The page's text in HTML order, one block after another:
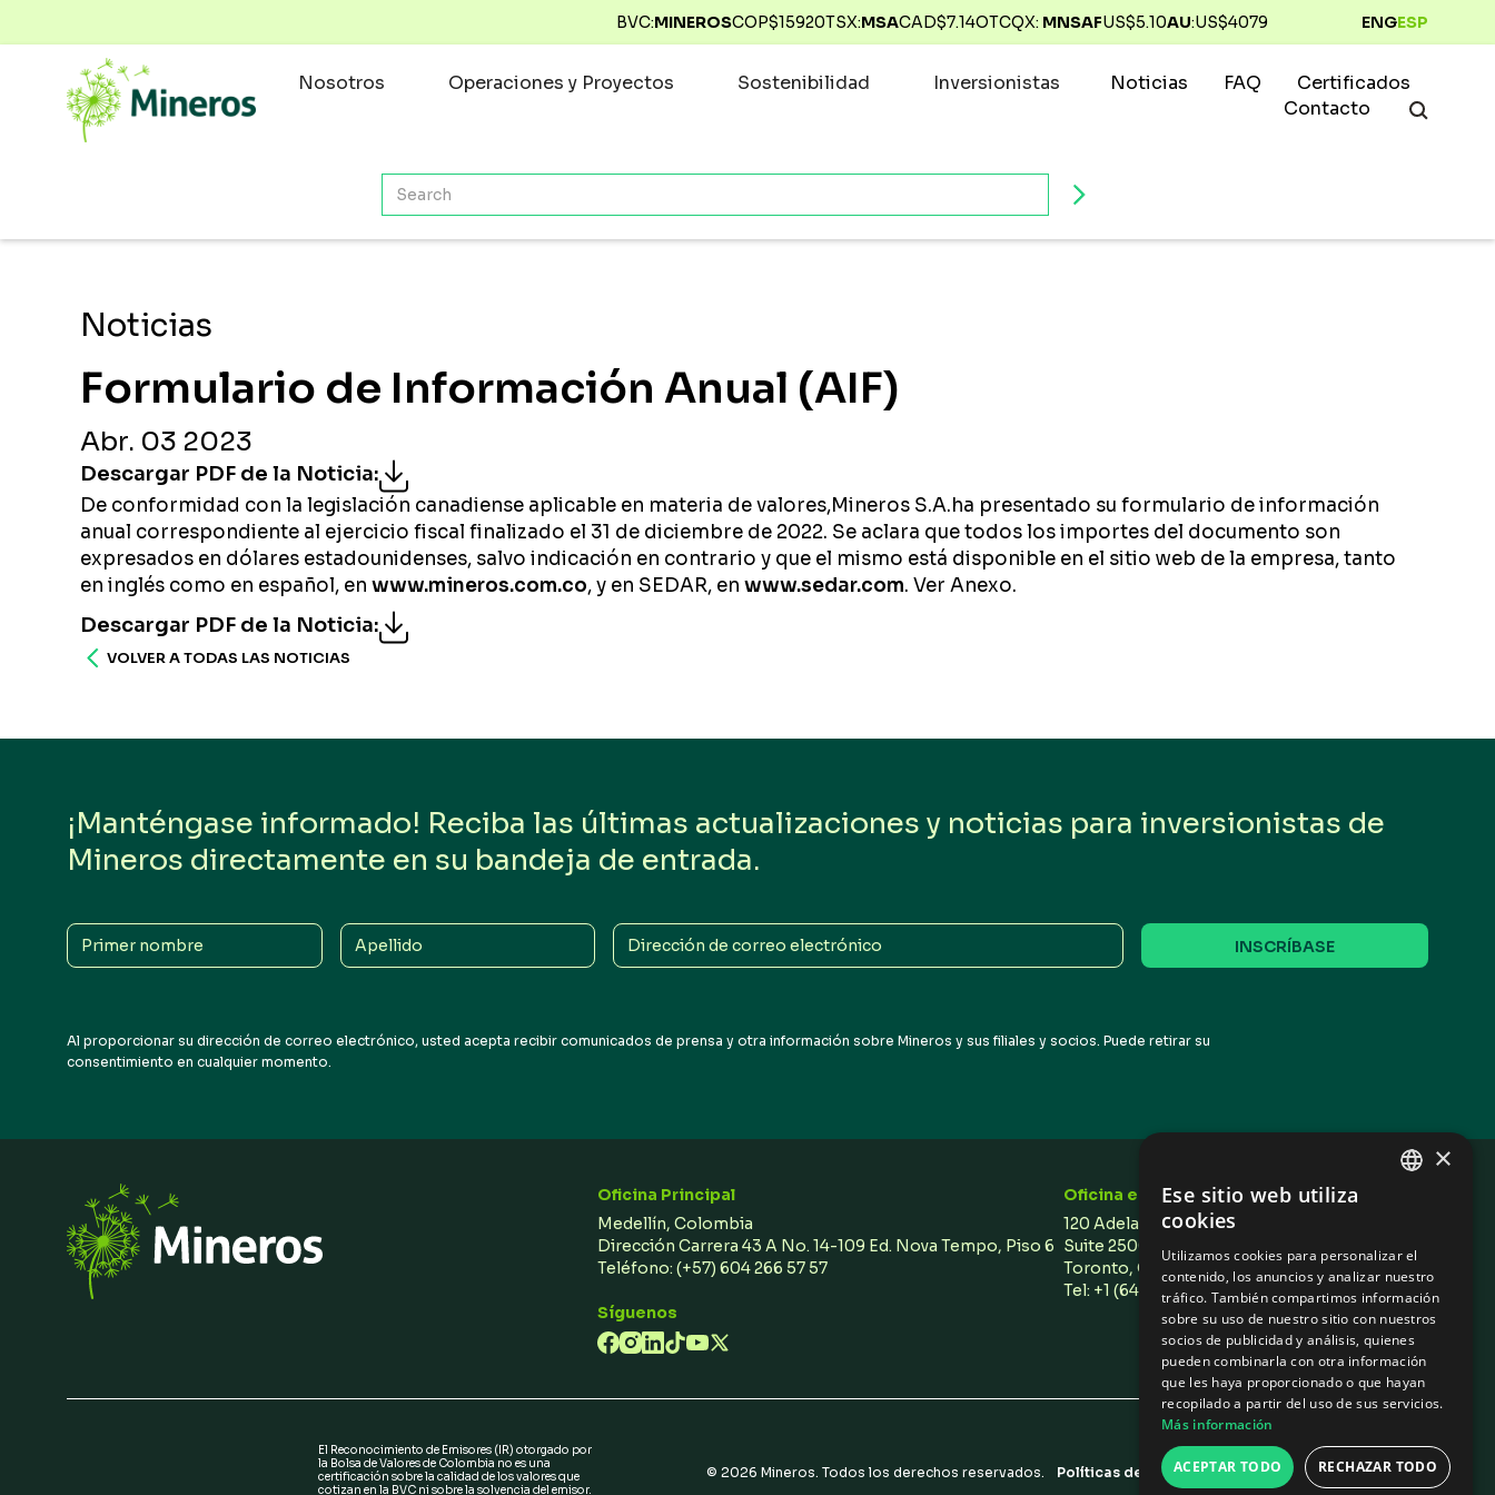
BVC:MINEROSCOP$15920TSX:MSACAD$7.14OTCQX: MNSAFUS$5.10AU:US$4079 ENGESP
Nosotros Operaciones y Proyectos Sostenibilidad Inversionistas Noticias FAQ
Certificados
Contacto
Noticias
Formulario de Información Anual (AIF)
Abr. 03 2023
Descargar PDF de la Noticia:
De conformidad con la legislación canadiense aplicable en materia de valores,Mineros S.A.ha presentado su formulario de información
anual correspondiente al ejercicio fiscal finalizado el 31 de diciembre de 2022. Se aclara que todos los importes del documento son
expresados en dólares estadounidenses, salvo indicación en contrario y que el mismo está disponible en el sitio web de la empresa, tanto
en inglés como en español, en www.mineros.com.co, y en SEDAR, en www.sedar.com. Ver Anexo.
Descargar PDF de la Noticia:
VOLVER A TODAS LAS NOTICIAS
¡Manténgase informado! Reciba las últimas actualizaciones y noticias para inversionistas de
Mineros directamente en su bandeja de entrada.
Primer
nombre
Apellido
Dirección
de
Al proporcionar su dirección de correo electrónico, usted acepta recibir comunicados de prensa y otra información sobre Mineros y sus filiales y socios. Puede retirar su
consentimiento en cualquier momento.
Oficina Principal
Medellín, Colombia
Dirección Carrera 43 A No. 14-109 Ed. Nova Tempo, Piso 6
Teléfono:(+57) 604 266 57 57
Oficina en Toronto
120 Adelaide Street West,
Suite 2500,
Toronto, ON M5H 1T1 Canada
Tel: +1 (647) 496 3011
Síguenos
El Reconocimiento de Emisores (IR) otorgado por
la Bolsa de Valores de Colombia no es una
certificación sobre la calidad de los valores que
cotizan en la BVC ni sobre la solvencia del emisor.
©2026 Mineros. Todos los derechos reservados. Configuración de Cookies
/
Políticas de privacidad
Diseño de Olive + Soy
×
Ese sitio web utiliza
cookies
Utilizamos cookies para personalizar el
contenido, los anuncios y analizar nuestro
tráfico. También compartimos información
sobre su uso de nuestro sitio con nuestros
socios de publicidad y análisis, quienes
pueden combinarla con otra información
que les haya proporcionado o que hayan
recopilado a partir del uso de sus servicios.
Más información
ACEPTAR TODO RECHAZAR TODO